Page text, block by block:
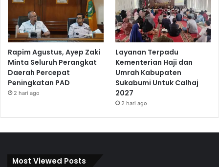
Rapim Agustus, Ayep Zaki
Minta Seluruh Perangkat
Daerah Percepat
Peningkatan PAD
2 hari ago
Layanan Terpadu
Kementerian Haji dan
Umrah Kabupaten
Sukabumi Untuk Calhaj
2027
2 hari ago
Most Viewed Posts